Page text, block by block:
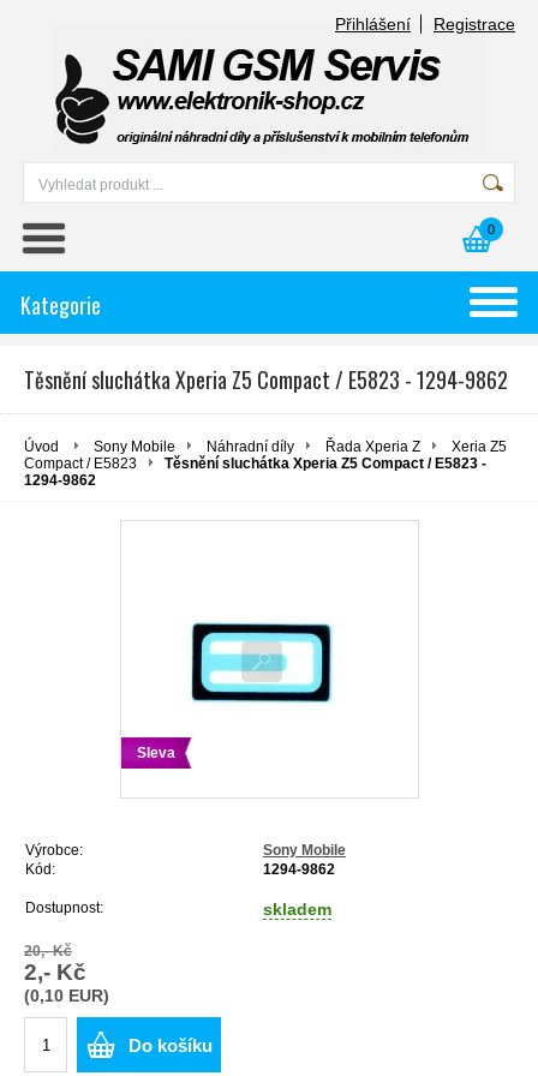
Přihlášení Registrace
0
Kategorie
Těsnění sluchátka Xperia Z5 Compact / E5823 - 1294-9862
Úvod Sony Mobile Náhradní díly Řada Xperia Z
Xeria Z5
Compact / E5823
Těsnění sluchátka Xperia Z5 Compact / E5823 -
1294-9862
Sleva
Výrobce:
Sony Mobile
Kód:
1294-9862
Dostupnost: skladem
20,- Kč
2,- Kč
(0,10 EUR)
Do košíku